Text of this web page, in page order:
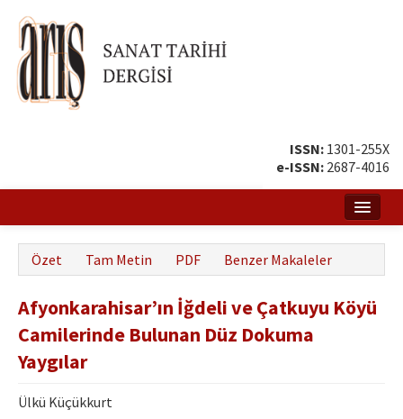
ISSN: 1301-255X
e-ISSN: 2687-4016
Hakkında
Amaç ve Kapsam
Yayın ve Editör Kurulu
Özet Tam Metin PDF Benzer Makaleler
Afyonkarahisar’ın İğdeli ve Çatkuyu Köyü
Camilerinde Bulunan Düz Dokuma
Yaygılar
Ülkü Küçükkurt